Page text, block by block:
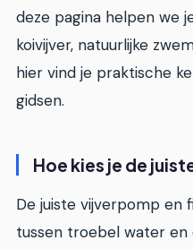
deze pagina helpen we
koivijver, natuurlijke
hier vind je praktische
gidsen.
Hoe kies je de
De juiste vijverpomp en
tussen troebel water en